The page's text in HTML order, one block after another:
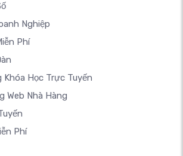
Nghiệp
Phí
Khóa Học Trực Tuyến
Web Nhà Hàng
Phí